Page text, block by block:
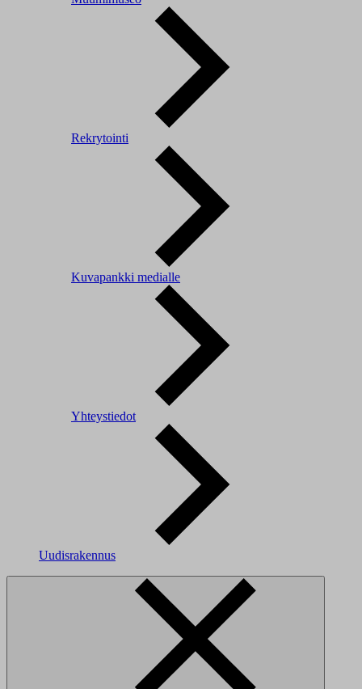
Rekrytointi
Kuvapankki medialle
Yhteystiedot
Uudisrakennus